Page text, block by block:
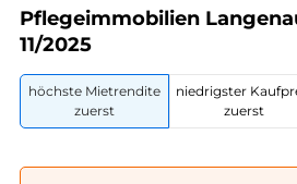
Pflegeimmobilien
11/2025
höchste Mietrendite
zuerst
niedrigster
zuerst